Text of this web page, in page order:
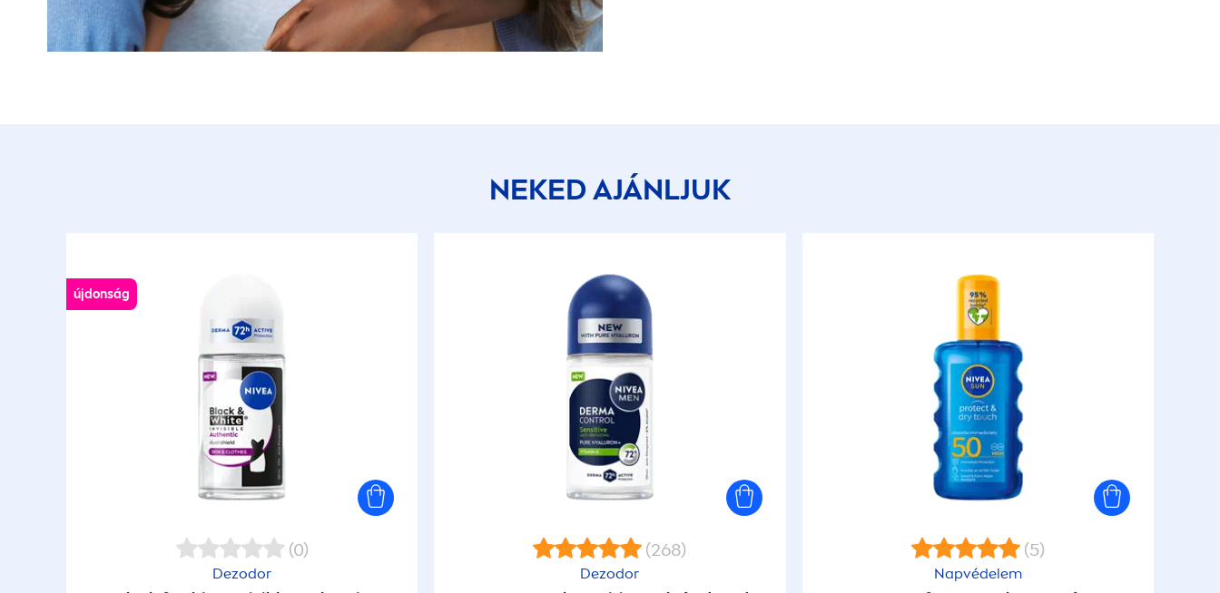
NEKED AJÁNLJUK
újdonság
(0)
Dezodor
(268)
Dezodor
(5)
Napvédelem